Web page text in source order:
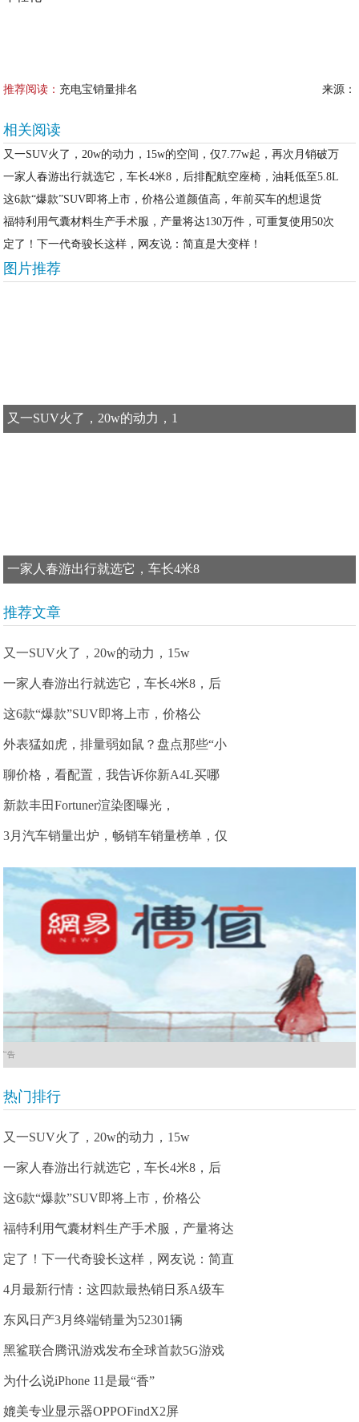
推荐阅读： 充电宝销量排名 来源：
相关阅读
又一SUV火了，20w的动力，15w的空间，仅7.77w起，再次月销破万
一家人春游出行就选它，车长4米8，后排配航空座椅，油耗低至5.8L
这6款“爆款”SUV即将上市，价格公道颜值高，年前买车的想退货
福特利用气囊材料生产手术服，产量将达130万件，可重复使用50次
定了！下一代奇骏长这样，网友说：简直是大变样！
图片推荐
又一SUV火了，20w的动力，1
一家人春游出行就选它，车长4米8
推荐文章
又一SUV火了，20w的动力，15w
一家人春游出行就选它，车长4米8，后
这6款“爆款”SUV即将上市，价格公
外表猛如虎，排量弱如鼠？盘点那些“小
聊价格，看配置，我告诉你新A4L买哪
新款丰田Fortuner渲染图曝光，
3月汽车销量出炉，畅销车销量榜单，仅
广告
热门排行
又一SUV火了，20w的动力，15w
一家人春游出行就选它，车长4米8，后
这6款“爆款”SUV即将上市，价格公
福特利用气囊材料生产手术服，产量将达
定了！下一代奇骏长这样，网友说：简直
4月最新行情：这四款最热销日系A级车
东风日产3月终端销量为52301辆
黑鲨联合腾讯游戏发布全球首款5G游戏
为什么说iPhone 11是最“香”
媲美专业显示器OPPOFindX2屏